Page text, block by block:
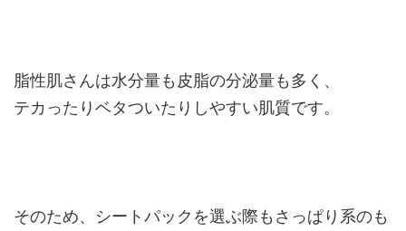
脂性肌さんは水分量も皮脂の分泌量も多く、
テカったりベタついたりしやすい肌質です。
そのため、シートパックを選ぶ際もさっぱり系のも